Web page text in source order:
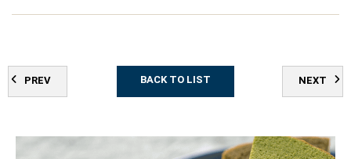
PREV BACK TO LIST NEXT